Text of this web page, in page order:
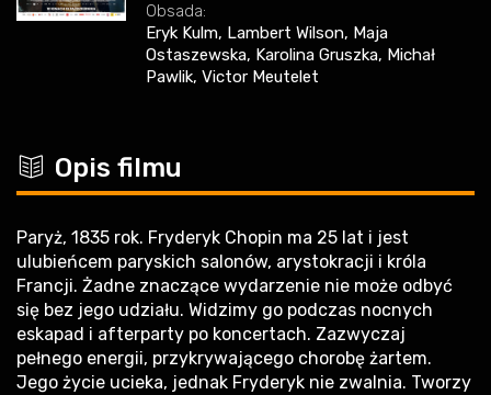
Obsada:
Eryk Kulm, Lambert Wilson, Maja
Ostaszewska, Karolina Gruszka, Michał
Pawlik, Victor Meutelet
c Opis filmu
Paryż, 1835 rok. Fryderyk Chopin ma 25 lat i jest
ulubieńcem paryskich salonów, arystokracji i króla
Francji. Żadne znaczące wydarzenie nie może odbyć
się bez jego udziału. Widzimy go podczas nocnych
eskapad i afterparty po koncertach. Zazwyczaj
pełnego energii, przykrywającego chorobę żartem.
Jego życie ucieka, jednak Fryderyk nie zwalnia. Tworzy